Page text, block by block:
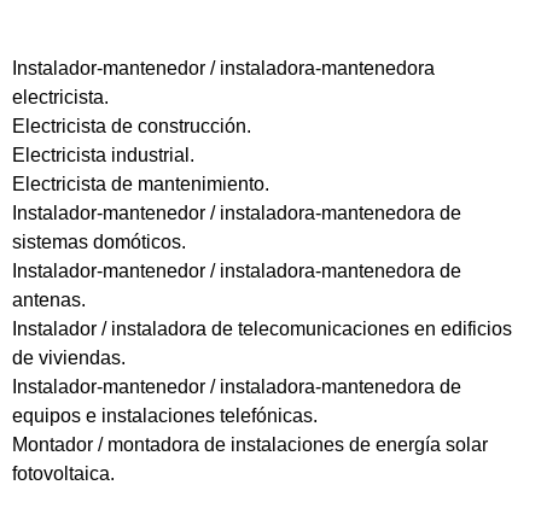
Instalador-mantenedor / instaladora-mantenedora
electricista.
Electricista de construcción.
Electricista industrial.
Electricista de mantenimiento.
Instalador-mantenedor / instaladora-mantenedora de
sistemas domóticos.
Instalador-mantenedor / instaladora-mantenedora de
antenas.
Instalador / instaladora de telecomunicaciones en edificios
de viviendas.
Instalador-mantenedor / instaladora-mantenedora de
equipos e instalaciones telefónicas.
Montador / montadora de instalaciones de energía solar
fotovoltaica.